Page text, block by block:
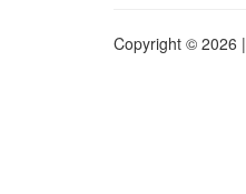
Copyright © 2026 |